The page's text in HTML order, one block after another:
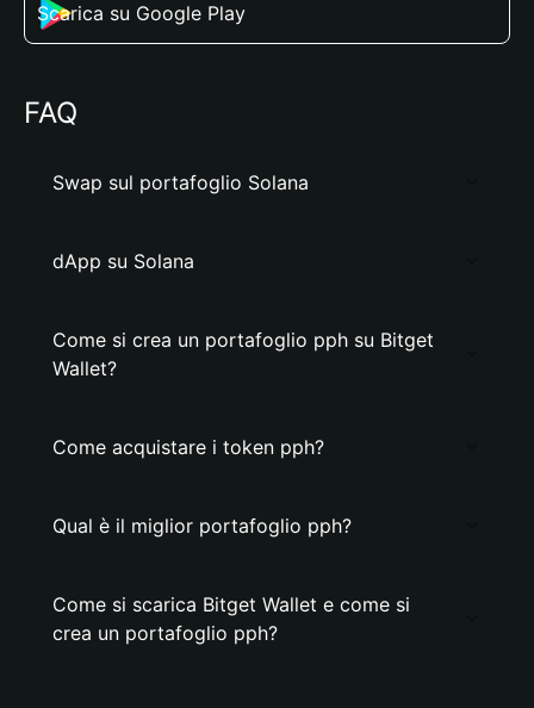
Scarica su Google Play
FAQ
Swap sul portafoglio Solana
dApp su Solana
Come si crea un portafoglio pph su Bitget
Wallet?
Come acquistare i token pph?
Qual è il miglior portafoglio pph?
Come si scarica Bitget Wallet e come si
crea un portafoglio pph?